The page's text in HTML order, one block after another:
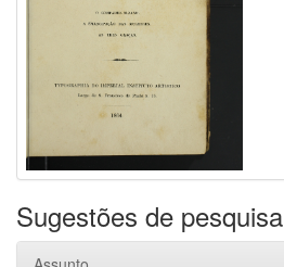
Sugestões de pesquisa